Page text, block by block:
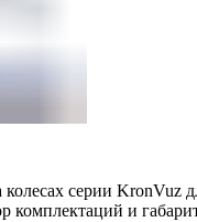
колесах серии KronVuz
комплектаций и